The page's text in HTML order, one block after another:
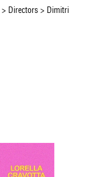
> Directors> Dimitri